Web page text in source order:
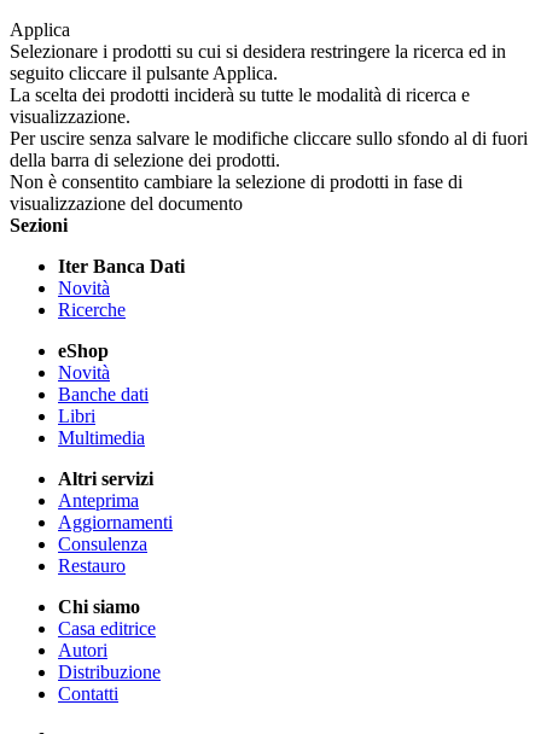
Applica
Selezionare i prodotti su cui si desidera restringere la ricerca ed in
seguito cliccare il pulsante Applica.
La scelta dei prodotti inciderà su tutte le modalità di ricerca e
visualizzazione.
Per uscire senza salvare le modifiche cliccare sullo sfondo al di fuori
della barra di selezione dei prodotti.
Non è consentito cambiare la selezione di prodotti in fase di
visualizzazione del documento
Sezioni
Iter Banca Dati
Novità
Ricerche
eShop
Novità
Banche dati
Libri
Multimedia
Altri servizi
Anteprima
Aggiornamenti
Consulenza
Restauro
Chi siamo
Casa editrice
Autori
Distribuzione
Contatti